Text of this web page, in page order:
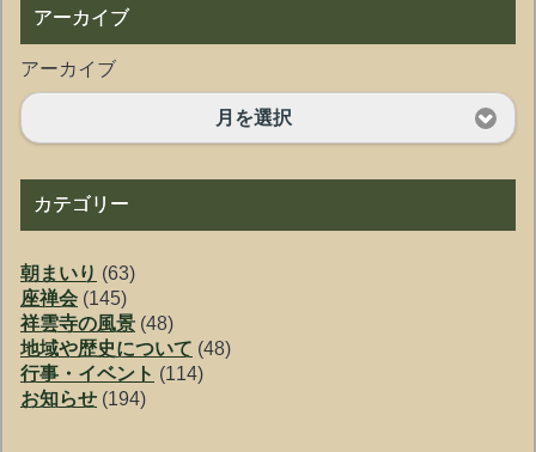
アーカイブ
アーカイブ
月を選択
カテゴリー
朝まいり (63)
座禅会 (145)
祥雲寺の風景 (48)
地域や歴史について (48)
行事・イベント (114)
お知らせ (194)